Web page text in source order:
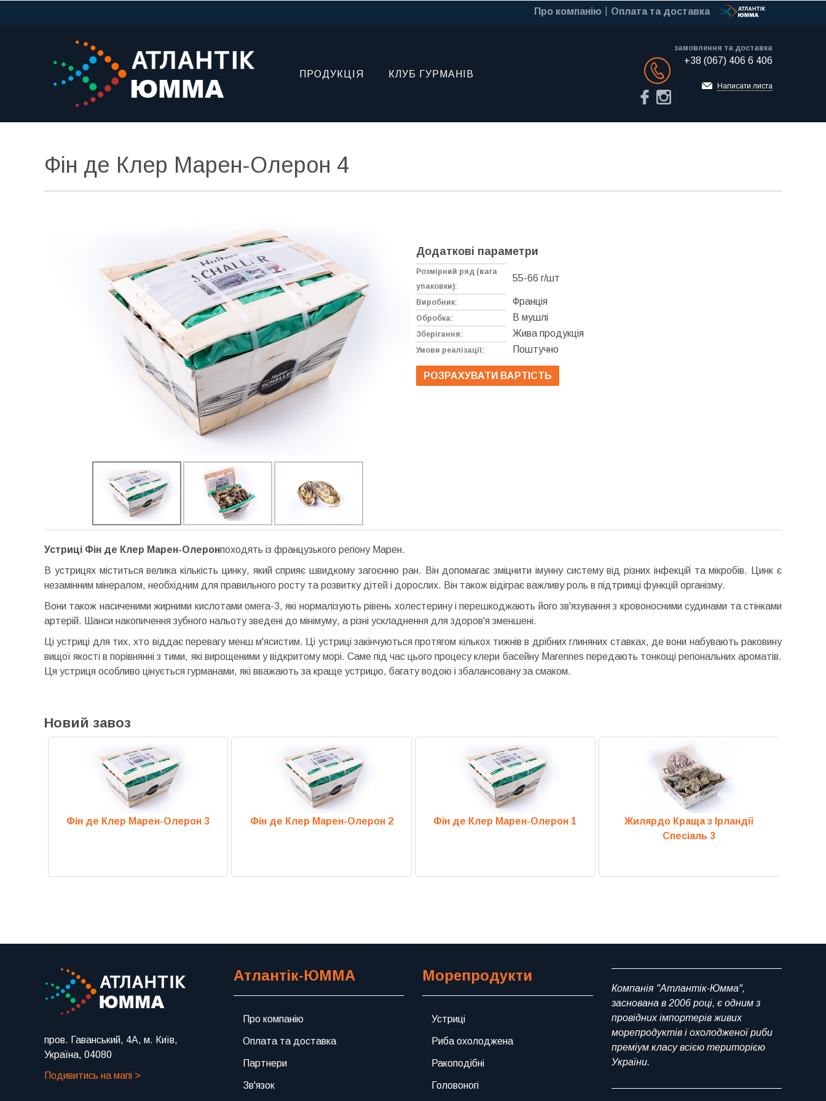
Про компанію Оплата та доставка
ПРОДУКЦІЯ КЛУБ ГУРМАНІВ
замовлення та доставка
+38 (067) 406 6 406
Обратный звонок Написати листа
Фін де Клер Марен-Олерон 4
Додаткові параметри
Розмірний ряд (вага
упаковки):
55-66 г/шт
Виробник: Франція
Обробка: В мушлі
Зберігання: Жива продукція
Умови реалізації: Поштучно
РОЗРАХУВАТИ ВАРТІСТЬ
Устриці Фін де Клер Марен-Олеронпоходять із французького регіону Марен.
В устрицях міститься велика кількість цинку, який сприяє швидкому загоєнню ран. Він допомагає зміцнити імунну систему від різних інфекцій та мікробів. Цинк є
незамінним мінералом, необхідним для правильного росту та розвитку дітей і дорослих. Він також відіграє важливу роль в підтримці функцій організму.
Вони також насиченими жирними кислотами омега-3, які нормалізують рівень холестерину і перешкоджають його зв'язування з кровоносними судинами та стінками
артерій. Шанси накопичення зубного нальоту зведені до мінімуму, а різні ускладнення для здоров'я зменшені.
Ці устриці для тих, хто віддає перевагу менш м'ясистим. Ці устриці закінчуються протягом кількох тижнів в дрібних глиняних ставках, де вони набувають раковину
вищої якості в порівнянні з тими, які вирощеними у відкритому морі. Саме під час цього процесу клери басейну Marennes передають тонкощі регіональних ароматів.
Ця устриця особливо цінується гурманами, які вважають за краще устрицю, багату водою і збалансовану за смаком.
Новий завоз
Фін де Клер Марен-Олерон 3 Фін де Клер Марен-Олерон 2 Фін де Клер Марен-Олерон 1
Жилярдо Краща з Ірландії
Спесіаль 3
пров. Гаванський, 4А, м. Київ,
Україна, 04080
Подивитись на мапі >
Атлантік-ЮММА
Про компанію
Оплата та доставка
Партнери
Зв'язок
Морепродукти
Устриці
Риба охолоджена
Ракоподібні
Головоногі
Компанія "Атлантік-Юмма",
заснована в 2006 році, є одним з
провідних імпортерів живих
морепродуктів і охолодженої риби
преміум класу всією територією
України.